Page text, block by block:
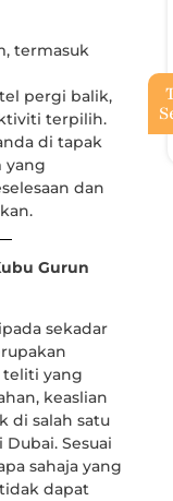
termasuk
pergi balik,
terpilih.
di tapak
yang
dan
Gurun
sekadar
teliti yang
keaslian
di salah satu
Sesuai
sahaja yang
dapat